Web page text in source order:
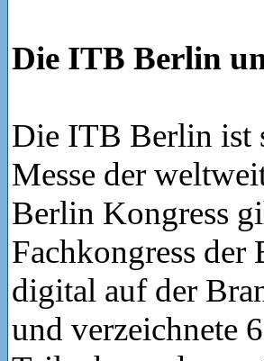
Die ITB Berlin
Die ITB Berlin ist
Messe der
Berlin Kongress
Fachkongress der
digital auf der
und verzeichnete